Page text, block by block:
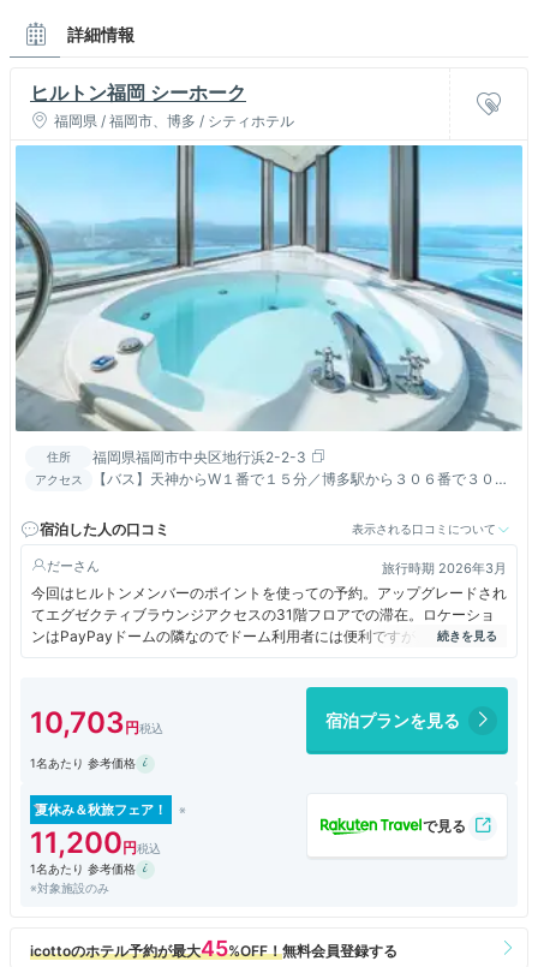
詳細情報
ヒルトン福岡 シーホーク
福岡県 / 福岡市、博多 / シティホテル
住所 福岡県福岡市中央区地行浜2-2-3
アクセス
【バス】天神からW１番で１５分／博多駅から３０６番で３０分
宿泊した人の口コミ
表示される口コミについて
だー 旅行時期 2026年3月
今回はヒルトンメンバーのポイントを使っての予約。アップグレードされ
てエグゼクティブラウンジアクセスの31階フロアでの滞在。ロケーショ
ンはPayPayドームの隣なのでドーム利用者には便利ですが、地下鉄等の
駅からはバスかタクシーなので移動費がかさみます。朝食ビュッフェは人
10,703 宿泊プランを見る
1名あたり 参考価格
夏休み＆秋旅フェア！
11,200
1名あたり 参考価格
※対象施設のみ